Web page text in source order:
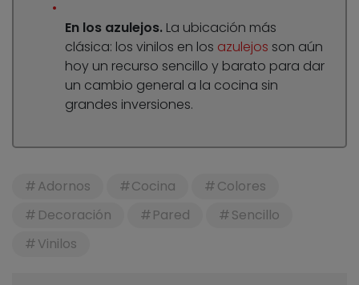
En los azulejos. La ubicación más
clásica: los vinilos en los azulejos son aún
hoy un recurso sencillo y barato para dar
un cambio general a la cocina sin
grandes inversiones.
Adornos Cocina
Colores
Decoración
Pared
Sencillo
Vinilos